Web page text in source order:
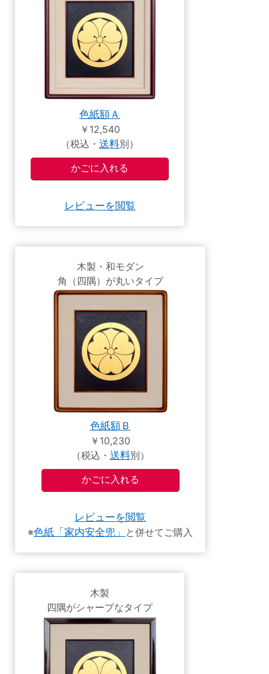
色紙額Ａ
￥12,540
（税込・ 送料別）
レビューを閲覧
木製・和モダン
角（四隅）が丸いタイプ
色紙額Ｂ
￥10,230
（税込・ 送料別）
レビューを閲覧
※色紙「家内安全兜」 と併せてご購入
木製
四隅がシャープなタイプ